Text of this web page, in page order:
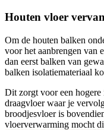
Houten vloer
Om de houten balken
voor het aanbrengen van
dan eerst balken van
balken isolatiemateriaal
Dit zorgt voor een hogere
draagvloer waar je
broodjesvloer is
vloerverwarming mocht